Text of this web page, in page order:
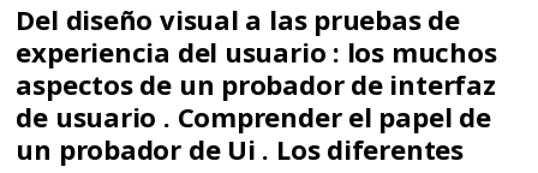
Del diseño visual a las pruebas de
experiencia del usuario : los muchos
aspectos de un probador de interfaz
de usuario . Comprender el papel de
un probador de Ui . Los diferentes